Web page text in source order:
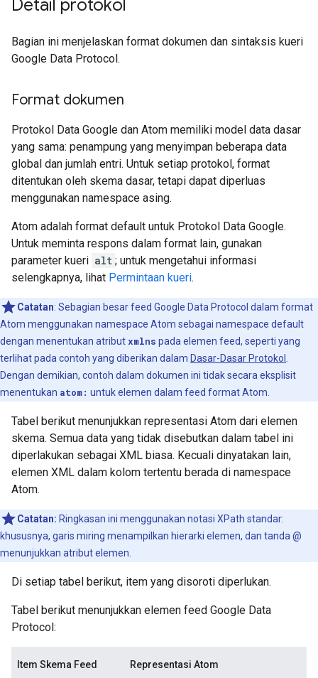
Detail protokol
Bagian ini menjelaskan format dokumen dan sintaksis kueri
Google Data Protocol.
Format dokumen
Protokol Data Google dan Atom memiliki model data dasar
yang sama: penampung yang menyimpan beberapa data
global dan jumlah entri. Untuk setiap protokol, format
ditentukan oleh skema dasar, tetapi dapat diperluas
menggunakan namespace asing.
Atom adalah format default untuk Protokol Data Google.
Untuk meminta respons dalam format lain, gunakan
parameter kueri alt ; untuk mengetahui informasi
selengkapnya, lihat Permintaan kueri.
Catatan: Sebagian besar feed Google Data Protocol dalam format
Atom menggunakan namespace Atom sebagai namespace default
dengan menentukan atribut xmlns pada elemen feed, seperti yang
terlihat pada contoh yang diberikan dalam Dasar-Dasar Protokol
Dengan demikian, contoh dalam dokumen ini tidak secara eksplisit
menentukan atom: untuk elemen dalam feed format Atom.
Tabel berikut menunjukkan representasi Atom dari elemen
skema. Semua data yang tidak disebutkan dalam tabel ini
diperlakukan sebagai XML biasa. Kecuali dinyatakan lain,
elemen XML dalam kolom tertentu berada di namespace
Atom.
Catatan: Ringkasan ini menggunakan notasi XPath standar:
khususnya, garis miring menampilkan hierarki elemen, dan tanda @
menunjukkan atribut elemen.
Di setiap tabel berikut, item yang disoroti diperlukan.
Tabel berikut menunjukkan elemen feed Google Data
Protocol:
Item Skema Feed Representasi Atom